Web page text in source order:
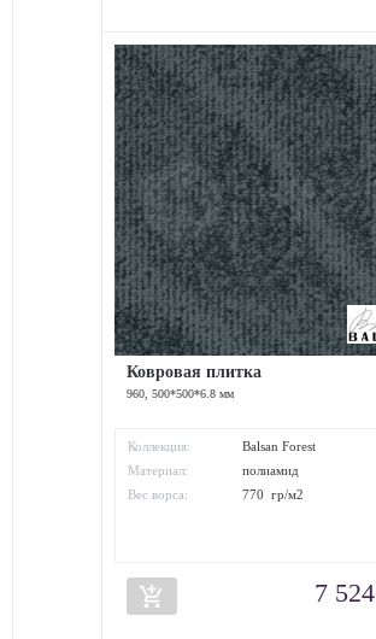
Ковровая плитка
960, 500*500*6.8 мм
Коллекция:
Balsan Forest
Материал:
полиамид
Вес ворса:
770 гр/м2
add_shopping_cart 7 524